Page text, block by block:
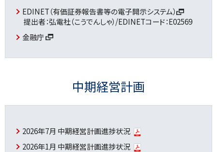
EDINET（有価証券報告書等の電子開示システム）
提出者：弘電社（こうでんしゃ）/EDINETコード：E02569
金融庁
中期経営計画
2026年7月 中期経営計画進捗状況
2026年1月 中期経営計画進捗状況